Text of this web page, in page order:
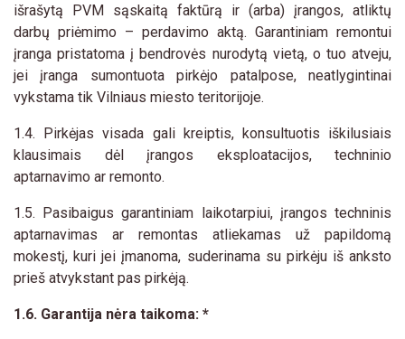
išrašytą PVM sąskaitą faktūrą ir (arba) įrangos, atliktų
darbų priėmimo – perdavimo aktą. Garantiniam remontui
įranga pristatoma į bendrovės nurodytą vietą, o tuo atveju,
jei įranga sumontuota pirkėjo patalpose, neatlygintinai
vykstama tik Vilniaus miesto teritorijoje.
1.4. Pirkėjas visada gali kreiptis, konsultuotis iškilusiais
klausimais dėl įrangos eksploatacijos, techninio
aptarnavimo ar remonto.
1.5. Pasibaigus garantiniam laikotarpiui, įrangos techninis
aptarnavimas ar remontas atliekamas už papildomą
mokestį, kuri jei įmanoma, suderinama su pirkėju iš anksto
prieš atvykstant pas pirkėją.
1.6. Garantija nėra taikoma: *